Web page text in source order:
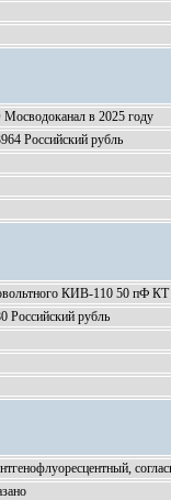
в 2025 году
Российский рубль
КИВ-110 50 пФ КТ
Российский рубль